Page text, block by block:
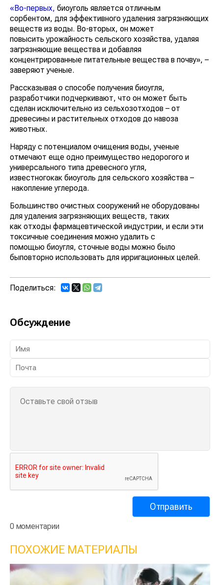
«Во-первых, биоуголь является отличным
сорбентом, для эффективного удаления загрязняющих
веществ из воды. Во-вторых, он может
повысить урожайность сельского хозяйства, удаляя
загрязняющие вещества и добавляя
концентрированные питательные вещества в почву», –
заверяют ученые.
Рассказывая о способе получения биоугля,
разработчики подчеркивают, что он может быть
сделан исключительно из сельхозотходов – от
древесины и растительных отходов до навоза
животных.
Наряду с потенциалом очищения воды, ученые
отмечают еще одно преимущество недорогого и
универсального типа древесного угля,
известногокак биоуголь для сельского хозяйства –
накопление углерода.
Большинство очистных сооружений не оборудованы
для удаления загрязняющих веществ, таких
как отходы фармацевтической индустрии, и если эти
токсичные соединения можно удалить с
помощью биоугля, сточные воды можно было
быповторно использовать для ирригационных целей.
Поделиться:
Обсуждение
0 моментарии
ПОХОЖИЕ МАТЕРИАЛЫ